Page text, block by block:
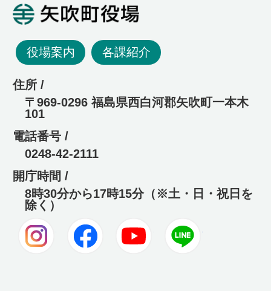
役場案内 各課紹介
住所 /
〒969-0296 福島県西白河郡矢吹町一本木
101
電話番号 /
0248-42-2111
開庁時間 /
8時30分から17時15分（※土・日・祝日を
除く）
Instagram Facebook Youtube